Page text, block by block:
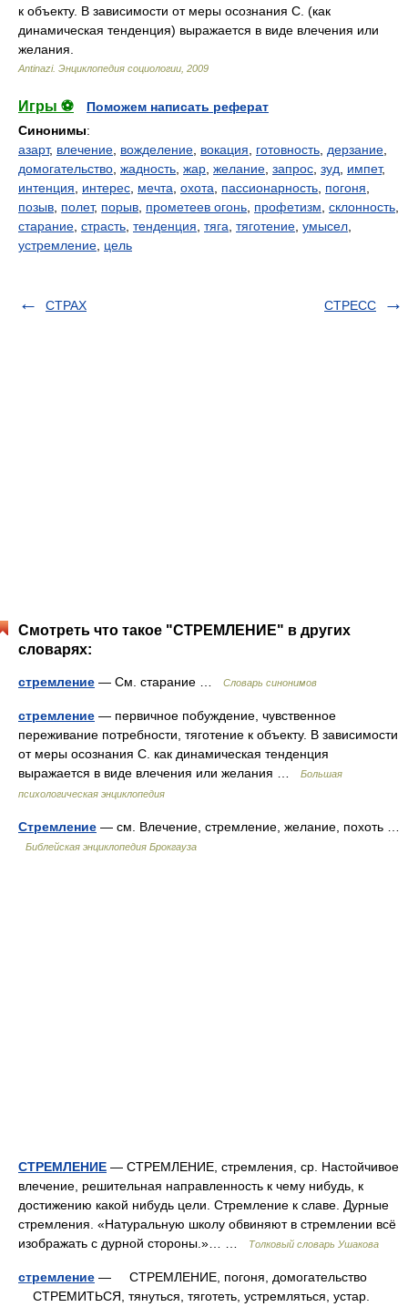
к объекту. В зависимости от меры осознания С. (как
динамическая тенденция) выражается в виде влечения или
желания.
Antinazi. Энциклопедия социологии 2009
Игры ⚽
Поможем написать реферат
Синонимы:
азарт, влечение вожделение вокация готовность дерзание
домогательство жадность жар желание запрос зуд импет,
интенция
интерес мечта охота пассионарность погоня
позыв полет, порыв прометеев огонь профетизм склонность
старание страсть тенденция тяга тяготение умысел
устремление цель
СТРАХ СТРЕСС
Смотреть что такое "СТРЕМЛЕНИЕ" в других
словарях:
стремление — См. старание … Словарь синонимов
стремление — первичное побуждение, чувственное
переживание потребности, тяготение к объекту. В зависимости
от меры осознания С. как динамическая тенденция
выражается в виде влечения или желания …
Большая
психологическая энциклопедия
Стремление — см. Влечение, стремление, желание, похоть …
Библейская энциклопедия Брокгауза
СТРЕМЛЕНИЕ — СТРЕМЛЕНИЕ, стремления, ср. Настойчивое
влечение, решительная направленность к чему нибудь, к
достижению какой нибудь цели. Стремление к славе. Дурные
стремления. «Натуральную школу обвиняют в стремлении всё
изображать с дурной стороны.»… …
Толковый словарь Ушакова
стремление — СТРЕМЛЕНИЕ, погоня, домогательство
СТРЕМИТЬСЯ, тянуться, тяготеть, устремляться, устар.